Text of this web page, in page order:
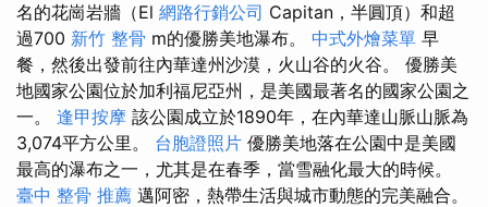
名的花崗岩牆（El 網路行銷公司 Capitan，半圓頂）和超
過700 新竹 整骨 m的優勝美地瀑布。 中式外燴菜單 早
餐，然後出發前往內華達州沙漠，火山谷的火谷。 優勝美
地國家公園位於加利福尼亞州，是美國最著名的國家公園之
一。 逢甲按摩 該公園成立於1890年，在內華達山脈山脈為
3,074平方公里。 台胞證照片 優勝美地落在公園中是美國
最高的瀑布之一，尤其是在春季，當雪融化最大的時候。
臺中 整骨 推薦 邁阿密，熱帶生活與城市動態的完美融合。